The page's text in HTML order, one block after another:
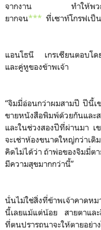
จากงาน ทำให้พวกเขา
ยากจน*** ที่เซาท์โกรฟเป็
แอนโธนี เกรเซียนตอบโด
และคู่หูของข้าพเจ้า
“จิมมี่อ่อนกว่าผมสามปี ปีนี้เ
ขายหนังสือพิมพ์ด้วยกันแล
และในช่วงสองปีที่ผ่านมา เ
จะเช่าห้องขนาดใหญ่กว่าเ
คิดไม่ได้ว่า ถ้าพ่อของจิมมี่ต
มีความสุขมากกว่านี้”
นั่นไม่ใช่สิ่งที่ข้าพเจ้าคาดห
นี้เลยแม้แต่น้อย สายตาแล
ที่ตนปรารถนาจะให้ตายอย่